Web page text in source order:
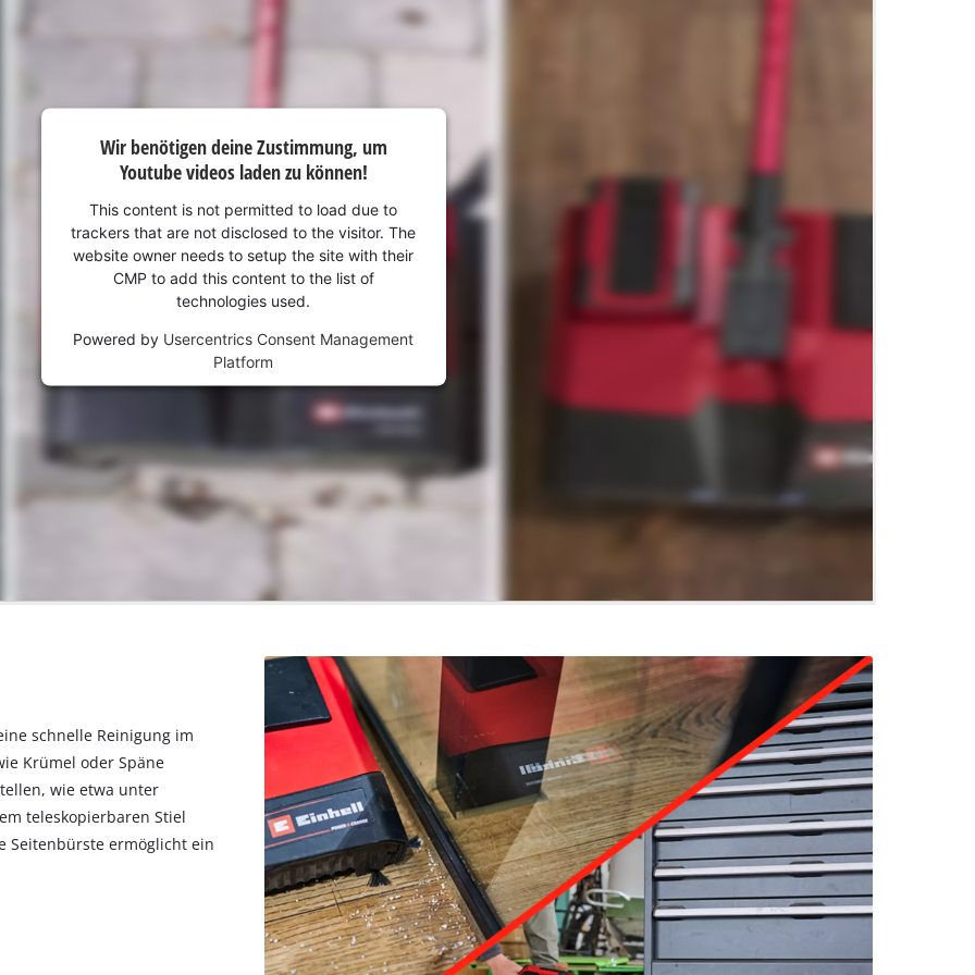
Wir benötigen deine Zustimmung, um
Youtube videos laden zu können!
This content is not permitted to load due to
trackers that are not disclosed to the visitor. The
website owner needs to setup the site with their
CMP to add this content to the list of
technologies used.
Powered by Usercentrics Consent Management
Platform
schnelle Reinigung im
Krümel oder Späne
wie etwa unter
teleskopierbaren Stiel
Seitenbürste ermöglicht ein